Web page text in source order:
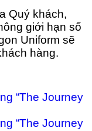
Quý khách,
giới hạn số
Uniform sẽ
hàng.